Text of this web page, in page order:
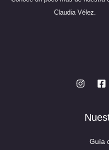
la
Claudia Vélez.
Guía